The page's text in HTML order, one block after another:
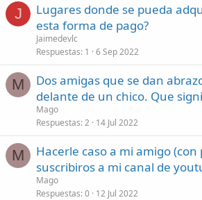
J
Lugares donde se pueda
esta forma de pago?
Jaimedevlc
Respuestas 1 6 Sep 2022
M
Dos amigas que se dan
delante de un chico. Que
Mago
Respuestas 2 14 Jul 2022
M
Hacerle caso a mi amigo
suscribiros a mi canal de
Mago
Respuestas 0 12 Jul 2022